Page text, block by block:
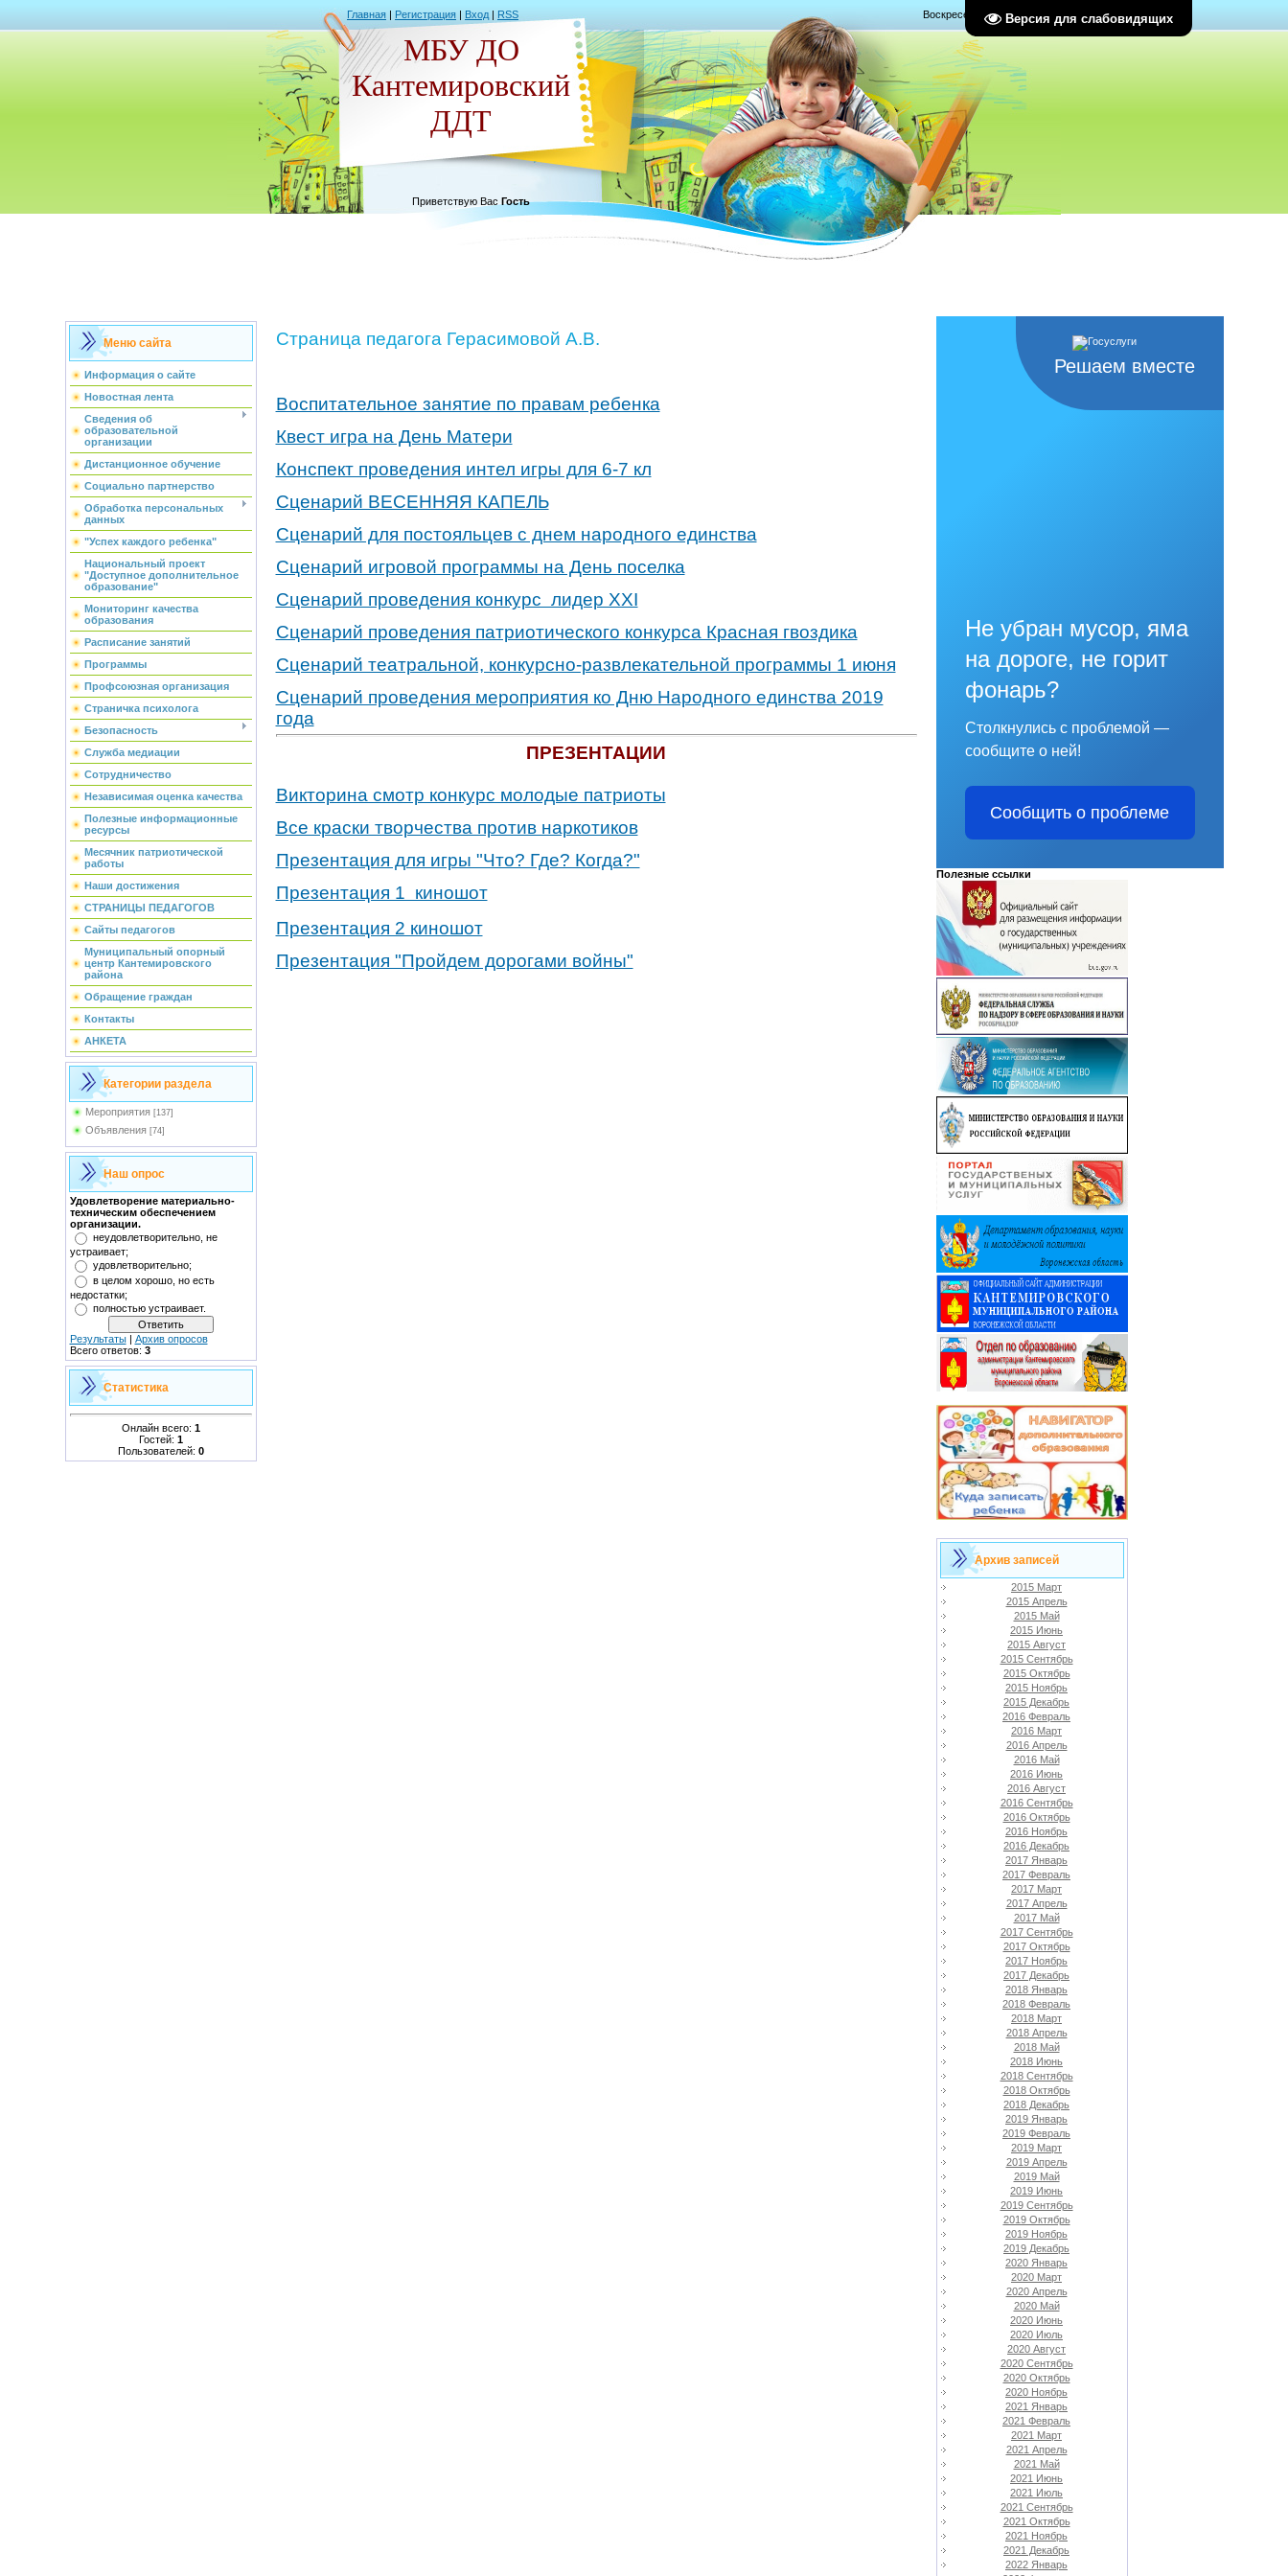
Версия для слабовидящих
Главная | Регистрация | Вход | RSS Воскресенье, 09.08.2026, 13:08
МБУ ДО
Кантемировский
ДДТ
Приветствую Вас Гость
Меню сайта
Информация о сайте
Новостная лента
Сведения об
образовательной
организации
Дистанционное обучение
Социально партнерство
Обработка персональных
данных
"Успех каждого ребенка"
Национальный проект
"Доступное дополнительное
образование"
Мониторинг качества
образования
Расписание занятий
Программы
Профсоюзная организация
Страничка психолога
Безопасность
Служба медиации
Сотрудничество
Независимая оценка качества
Полезные информационные
ресурсы
Месячник патриотической
работы
Наши достижения
СТРАНИЦЫ ПЕДАГОГОВ
Сайты педагогов
Муниципальный опорный
центр Кантемировского
района
Обращение граждан
Контакты
АНКЕТА
Категории раздела
Мероприятия [137]
Объявления [74]
Наш опрос
Удовлетворение материально-
техническим обеспечением
организации.
неудовлетворительно, не
устраивает;
удовлетворительно;
в целом хорошо, но есть
недостатки;
полностью устраивает.
Результаты| Архив опросов
Всего ответов: 3
Статистика
Онлайн всего: 1
Гостей: 1
Пользователей: 0
Страница педагога Герасимовой А.В.
Воспитательное занятие по правам ребенка
Квест игра на День Матери
Конспект проведения интел игры для 6-7 кл
Cценарий ВЕСЕННЯЯ КАПЕЛЬ
Cценарий для постояльцев с днем народного единства
Cценарий игровой программы на День поселка
Сценарий проведения конкурс лидер XXI
Сценарий проведения патриотического конкурса Красная гвоздика
Cценарий театральной, конкурсно-развлекательной программы 1 июня
Сценарий проведения мероприятия ко Дню Народного единства 2019
года
ПРЕЗЕНТАЦИИ
Викторина смотр конкурс молодые патриоты
Все краски творчества против наркотиков
Презентация для игры "Что? Где? Когда?"
Презентация 1 киношот
Презентация 2 киношот
Презентация "Пройдем дорогами войны"
Решаем вместе
Не убран мусор, яма
на дороге, не горит
фонарь?
Столкнулись с проблемой —
сообщите о ней!
Сообщить о проблеме
Полезные ссылки
Архив записей
2015 Март
2015 Апрель
2015 Май
2015 Июнь
2015 Август
2015 Сентябрь
2015 Октябрь
2015 Ноябрь
2015 Декабрь
2016 Февраль
2016 Март
2016 Апрель
2016 Май
2016 Июнь
2016 Август
2016 Сентябрь
2016 Октябрь
2016 Ноябрь
2016 Декабрь
2017 Январь
2017 Февраль
2017 Март
2017 Апрель
2017 Май
2017 Сентябрь
2017 Октябрь
2017 Ноябрь
2017 Декабрь
2018 Январь
2018 Февраль
2018 Март
2018 Апрель
2018 Май
2018 Июнь
2018 Сентябрь
2018 Октябрь
2018 Декабрь
2019 Январь
2019 Февраль
2019 Март
2019 Апрель
2019 Май
2019 Июнь
2019 Сентябрь
2019 Октябрь
2019 Ноябрь
2019 Декабрь
2020 Январь
2020 Март
2020 Апрель
2020 Май
2020 Июнь
2020 Июль
2020 Август
2020 Сентябрь
2020 Октябрь
2020 Ноябрь
2021 Январь
2021 Февраль
2021 Март
2021 Апрель
2021 Май
2021 Июнь
2021 Июль
2021 Сентябрь
2021 Октябрь
2021 Ноябрь
2021 Декабрь
2022 Январь